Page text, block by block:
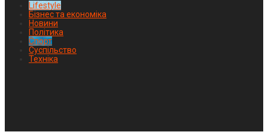
Lifestyle
Бізнес та економіка
Новини
Політика
Спорт
Суспільство
Техніка